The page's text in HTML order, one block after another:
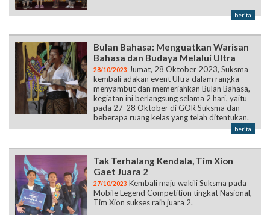
berita
Bulan Bahasa: Menguatkan Warisan
Bahasa dan Budaya Melalui Ultra
28/10/2023 Jumat, 28 Oktober 2023, Suksma
kembali adakan event Ultra dalam rangka
menyambut dan memeriahkan Bulan Bahasa,
kegiatan ini berlangsung selama 2 hari, yaitu
pada 27-28 Oktober di GOR Suksma dan
beberapa ruang kelas yang telah ditentukan.
berita
Tak Terhalang Kendala, Tim Xion
Gaet Juara 2
27/10/2023 Kembali maju wakili Suksma pada
Mobile Legend Competition tingkat Nasional,
Tim Xion sukses raih juara 2.